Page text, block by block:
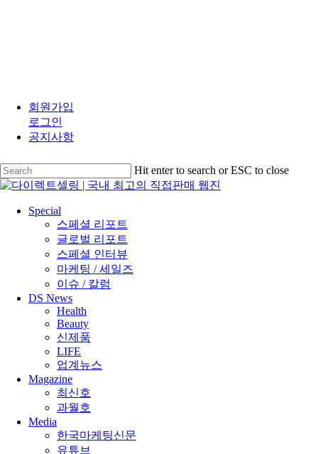
main
content
회원가입
로그인
공지사항
Hit enter to search or ESC to close
Close
search
Menu
Special
스페셜 리포트
글로벌 리포트
스페셜 인터뷰
마케팅 / 세일즈
이슈 / 칼럼
DS News
Health
Beauty
신제품
LIFE
업계뉴스
Magazine
최신호
과월호
Media
한국마케팅신문
유튜브